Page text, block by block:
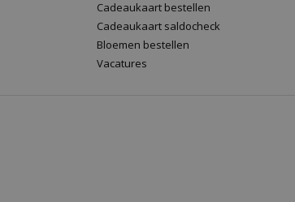
Cadeaukaart bestellen
Cadeaukaart saldocheck
Bloemen bestellen
Vacatures